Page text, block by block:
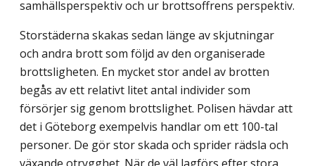
samhällsperspektiv och ur brottsoffrens perspektiv.
Storstäderna skakas sedan länge av skjutningar
och andra brott som följd av den organiserade
brottsligheten. En mycket stor andel av brotten
begås av ett relativt litet antal individer som
försörjer sig genom brottslighet. Polisen hävdar att
det i Göteborg exempelvis handlar om ett 100-tal
personer. De gör stor skada och sprider rädsla och